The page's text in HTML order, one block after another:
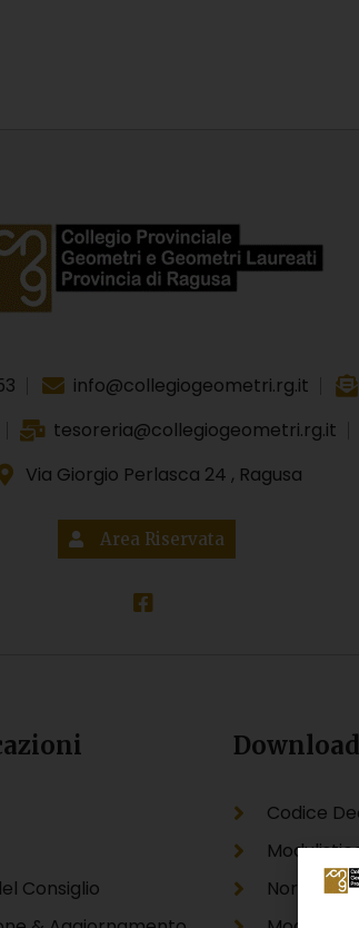
info@collegiogeometri.rg.it
tesoreria@collegiogeometri.rg.it
Via Giorgio Perlasca 24 , Ragusa
Area Riservata
Consiglio
Download
Codice
Normative